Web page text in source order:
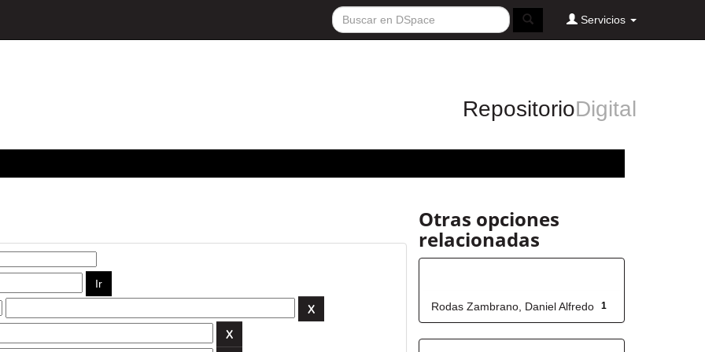
Servicios
RepositorioDigital
Otras opciones
relacionadas
1
Rodas Zambrano, Daniel Alfredo